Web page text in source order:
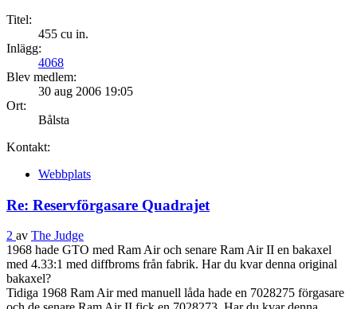
Titel:
455 cu in.
Inlägg:
4068
Blev medlem:
30 aug 2006 19:05
Ort:
Bålsta
Kontakt:
Webbplats
Re: Reservförgasare Quadrajet
2 av The Judge
1968 hade GTO med Ram Air och senare Ram Air II en bakaxel
med 4.33:1 med diffbroms från fabrik. Har du kvar denna original
bakaxel?
Tidiga 1968 Ram Air med manuell låda hade en 7028275 förgasare